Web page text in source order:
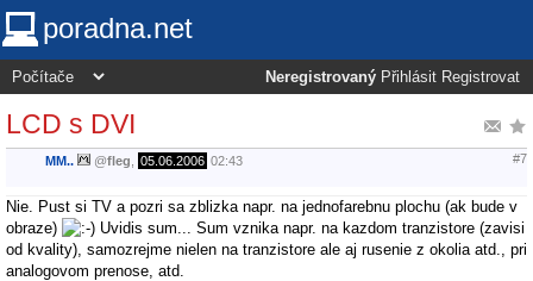
poradna.net
Neregistrovaný Přihlásit Registrovat
LCD s DVI
MM.. @fleg 05.06.2006 02:43 #7
Nie. Pust si TV a pozri sa zblizka napr. na jednofarebnu plochu (ak bude v
obraze)
Uvidis sum... Sum vznika napr. na kazdom tranzistore (zavisi
od kvality), samozrejme nielen na tranzistore ale aj rusenie z okolia atd., pri
analogovom prenose, atd.